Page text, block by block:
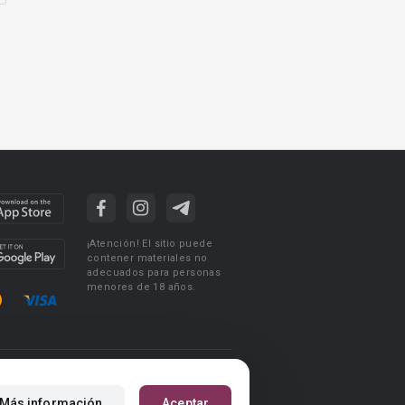
¡Atención! El sitio puede
contener materiales no
adecuados para personas
menores de 18 años.